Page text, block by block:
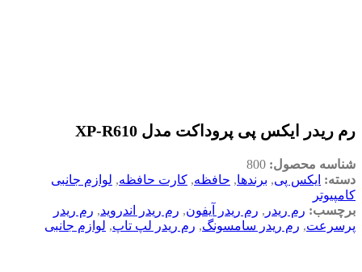
رم ریدر ایکس پی پروداکت مدل XP-R610
شناسه محصول: 800
دسته: ایکس پی, برندها, حافظه, کارت حافظه, لوازم جانبی
کامپیوتر
برچسب: رم ریدر , رم ریدر آیفون, رم ریدر اندروید, رم ریدر
پرسرعت, رم ریدر سامسونگ, رم ریدر لپ تاپ, لوازم جانبی